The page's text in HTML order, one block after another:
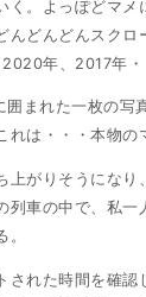
く。よっぽどマメ
んどんどんスク
年、2017年・
まれた一枚の写
れは・・・本物の
上がりそうになり
列車の中で、私一
された時間を確認